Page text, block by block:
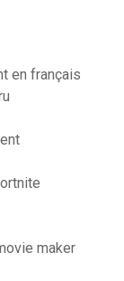
en français
maker